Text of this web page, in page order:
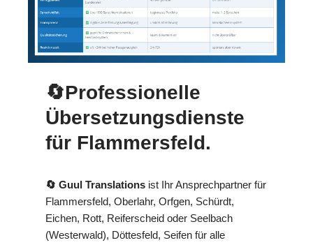
🔄Professionelle
Übersetzungsdienste
für Flammersfeld.
🔄 Guul Translations ist Ihr Ansprechpartner für
Flammersfeld, Oberlahr, Orfgen, Schürdt,
Eichen, Rott, Reiferscheid oder Seelbach
(Westerwald), Döttesfeld, Seifen für alle